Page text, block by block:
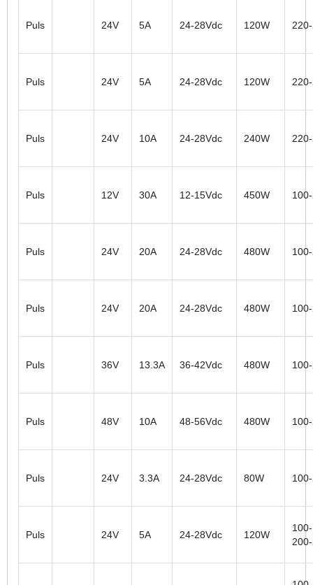
Puls 24V 5A 24-28Vdc 120W
Puls 24V 5A 24-28Vdc 120W
Puls 24V 10A 24-28Vdc 240W
Puls 12V 30A 12-15Vdc 450W
Puls 24V 20A 24-28Vdc 480W
Puls 24V 20A 24-28Vdc 480W
Puls 36V 13.3A 36-42Vdc 480W
Puls 48V 10A 48-56Vdc 480W
Puls 24V 3.3A 24-28Vdc 80W
Puls 24V 5A 24-28Vdc 120W